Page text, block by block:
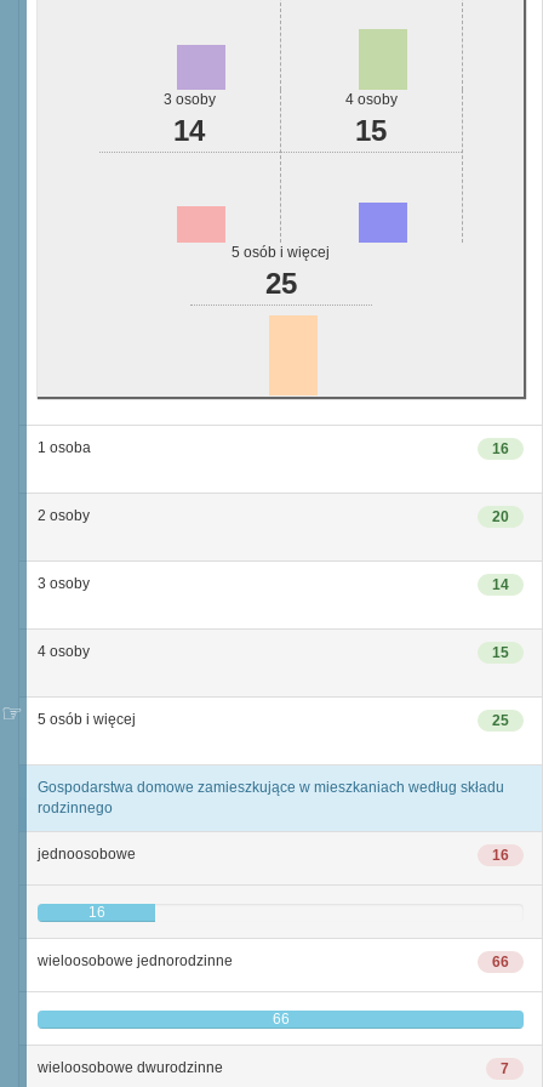
3 osoby
14
4 osoby
15
5 osób i więcej
25
16
1 osoba
20
2 osoby
14
3 osoby
15
4 osoby
25
5 osób i więcej
Gospodarstwa domowe zamieszkujące w mieszkaniach według składu
rodzinnego
16
jednoosobowe
16
66
wieloosobowe jednorodzinne
66
7
wieloosobowe dwurodzinne